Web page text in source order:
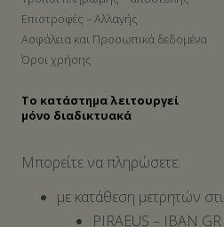
Επιστροφές – Αλλαγής
Ασφάλεια και Προσωπικά δεδομένα
Όροι χρήσης
Το κατάστημα λειτουργεί
μόνο διαδικτυακά
Μπορείτε να πληρώσετε:
με κατάθεση μετρητών
PIRAEUS – IBAN